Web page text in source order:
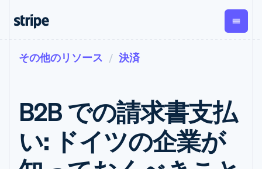
支払い
オンライン決
済
Managed
Payments
マーチャント
オブレコード
ソリューショ
Payment links
収益
経常収益
Metronome
従量課金
サブスクリ
プション
サブスクリ
Global
Payouts
第三者
への入
金
イス
企業規模別
ユースケース別
エージェンティックコマ
ドキュメント
ライブラリと SDK
Stripe Apps
ガイド
学ぶ
ガイド
サポート
その他のリソース 決済
B2B での請求書支払
い: ドイツの企業が